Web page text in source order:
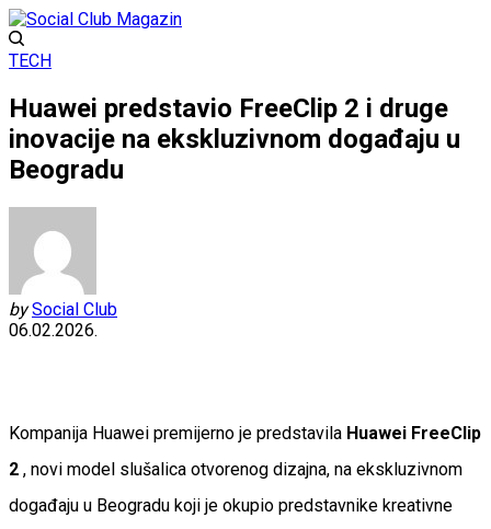
TECH
Huawei predstavio FreeClip 2 i druge
inovacije na ekskluzivnom događaju u
Beogradu
by Social Club
06.02.2026.
Kompanija Huawei premijerno je predstavila Huawei FreeClip
2 , novi model slušalica otvorenog dizajna, na ekskluzivnom
događaju u Beogradu koji je okupio predstavnike kreativne